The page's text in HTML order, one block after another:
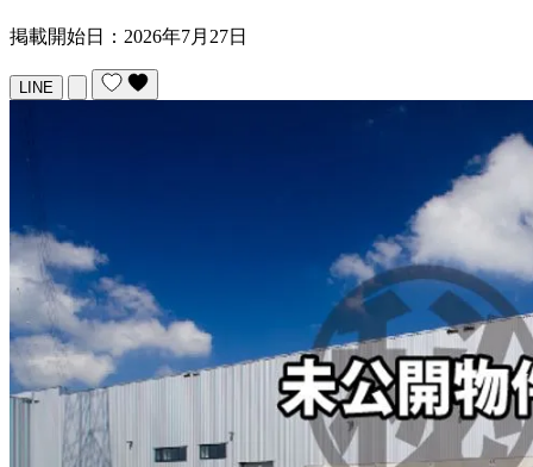
掲載開始日：2026年7月27日
LINE